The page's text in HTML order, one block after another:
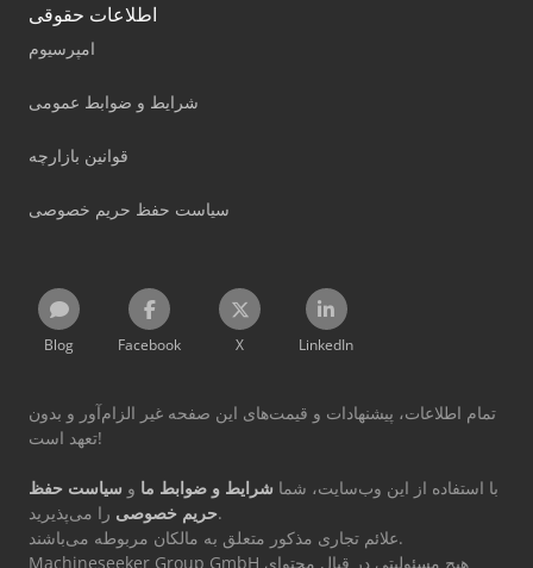
اطلاعات حقوقی
امپرسیوم
شرایط و ضوابط عمومی
قوانین بازارچه
سیاست حفظ حریم خصوصی
Blog Facebook X LinkedIn
تمام اطلاعات، پیشنهادات و قیمت‌های این صفحه غیر الزام‌آور و بدون
تعهد است!
با استفاده از این وب‌سایت، شما شرایط و ضوابط ما و سیاست حفظ
حریم خصوصیرا می‌پذیرید.
علائم تجاری مذکور متعلق به مالکان مربوطه می‌باشند.
Machineseeker Group GmbH هیچ مسئولیتی در قبال محتوای